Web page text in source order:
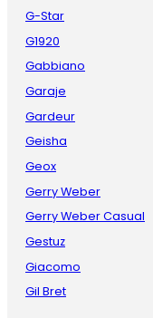
G-Star
G1920
Gabbiano
Garaje
Gardeur
Geisha
Geox
Gerry Weber
Gerry Weber Casual
Gestuz
Giacomo
Gil Bret